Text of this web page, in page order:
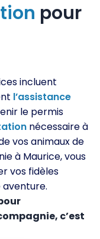
pour
incluent
l’assistance
le permis
nécessaire à
vos animaux de
à Maurice, vous
vos fidèles
c’est